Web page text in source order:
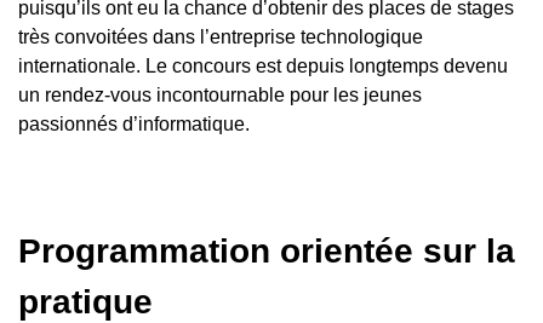
puisqu’ils ont eu la chance d’obtenir des places de stages
très convoitées dans l’entreprise technologique
internationale. Le concours est depuis longtemps devenu
un rendez-vous incontournable pour les jeunes
passionnés d’informatique.
Programmation orientée sur la
pratique